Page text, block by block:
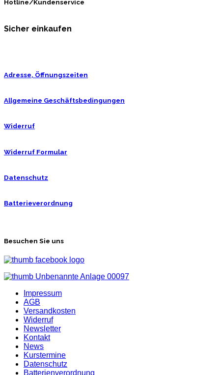
Hotline/Kundenservice
Sicher einkaufen
Adresse, Öffnungszeiten
Allgemeine Geschäftsbedingungen
Widerruf
Widerruf Formular
Datenschutz
Batterieverordnung
Besuchen Sie uns
Impressum
AGB
Versandkosten
Widerruf
Newsletter
Kontakt
News
Kurstermine
Datenschutz
Batterienverordnung